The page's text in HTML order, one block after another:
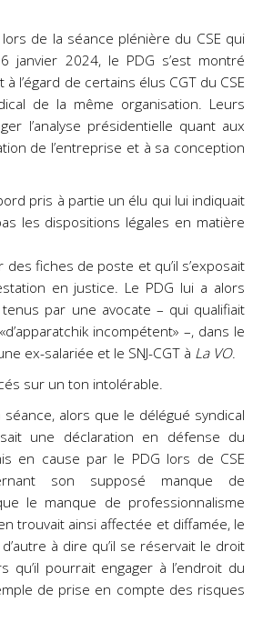
de la séance plénière du CSE qui
janvier 2024, le PDG s’est montré
l’égard de certains élus CGT du CSE
de la même organisation. Leurs
l’analyse présidentielle quant aux
de l’entreprise et à sa conception
pris à partie un élu qui lui indiquait
les dispositions légales en matière
fiches de poste et qu’il s’exposait
en justice. Le PDG lui a alors
par une avocate – qui qualifiait
incompétent» –, dans le
ex-salariée et le SNJ-CGT à La VO.
sur un ton intolérable.
alors que le délégué syndical
une déclaration en défense du
en cause par le PDG lors de CSE
son supposé manque de
le manque de professionnalisme
trouvait ainsi affectée et diffamée, le
à dire qu’il se réservait le droit
qu’il pourrait engager à l’endroit du
de prise en compte des risques